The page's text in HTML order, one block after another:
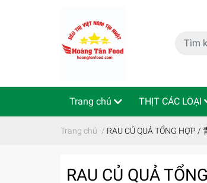
Trang chủ THỊT CÁC LOẠI
特定商取引法 Indo - ThaiLan
Trang chủ / RAU CỦ QUẢ TỔNG HỢP /
RAU CỦ QUẢ